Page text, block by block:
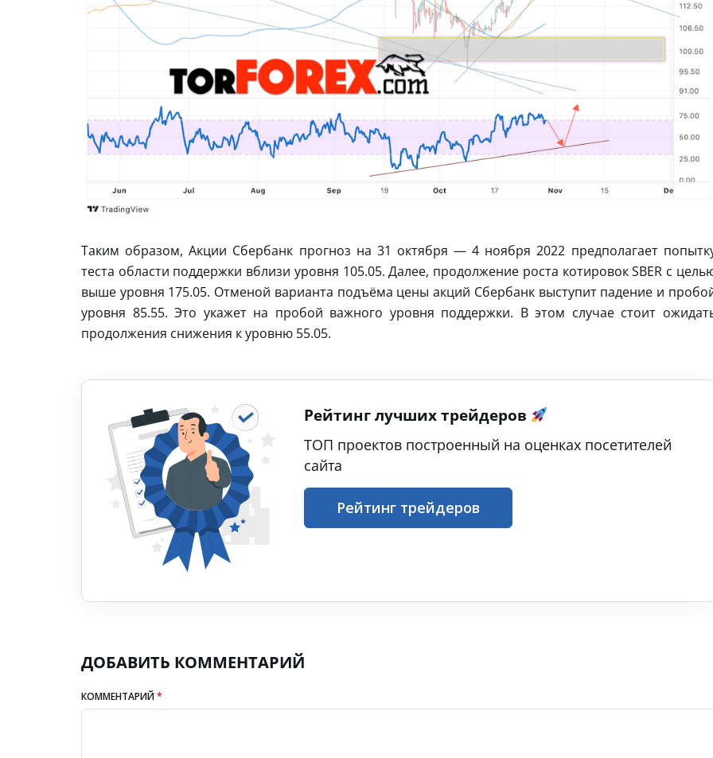
Таким образом, Акции Сбербанк прогноз на 31 октября — 4 ноября 2022 предполагает
теста области поддержки вблизи уровня 105.05. Далее, продолжение роста котировок SBER с
выше уровня 175.05. Отменой варианта подъёма цены акций Сбербанк выступит падение и
уровня 85.55. Это укажет на пробой важного уровня поддержки. В этом случае стоит
продолжения снижения к уровню 55.05.
Рейтинг лучших трейдеров
ТОП проектов построенный на оценках посетителей
сайта
Рейтинг трейдеров
ДОБАВИТЬ КОММЕНТАРИЙ
КОММЕНТАРИЙ*